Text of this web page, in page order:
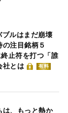
ルはまだ崩壊
注目銘柄５
止符を打つ「誰
社とは
有料
は、もっと熱か